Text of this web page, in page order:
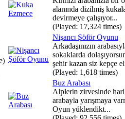
alanında dizilmiş
devirmeye çalışıyor...
(Played: 17,324 times)
Nişancı Şöför Oyunu
Arkadaşınızın
sokaklarda
şehir kazan siz kepçe
(Played: 1,618 times)
Buz Arabası
Alplerin zirvesinde
arabayla yarışmaya
Oyun yüklendikt...